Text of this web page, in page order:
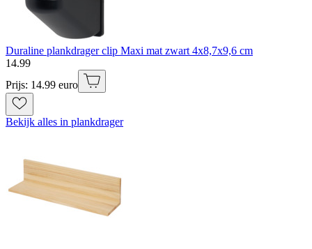
Duraline plankdrager clip Maxi mat zwart 4x8,7x9,6 cm
14.99
Prijs: 14.99 euro
Bekijk alles in plankdrager